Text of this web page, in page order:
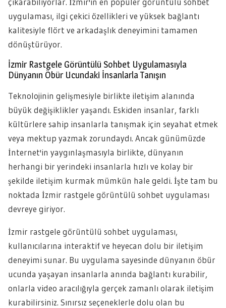
uygulaması, ilgi çekici özellikleri ve yüksek bağlantı
kalitesiyle flört ve arkadaşlık deneyimini tamamen
dönüştürüyor.
İzmir Rastgele Görüntülü Sohbet Uygulamasıyla
Dünyanın Öbür Ucundaki İnsanlarla Tanışın
Teknolojinin gelişmesiyle birlikte iletişim alanında
büyük değişiklikler yaşandı. Eskiden insanlar, farklı
kültürlere sahip insanlarla tanışmak için seyahat etmek
veya mektup yazmak zorundaydı. Ancak günümüzde
İnternet'in yaygınlaşmasıyla birlikte, dünyanın
herhangi bir yerindeki insanlarla hızlı ve kolay bir
şekilde iletişim kurmak mümkün hale geldi. İşte tam bu
noktada İzmir rastgele görüntülü sohbet uygulaması
devreye giriyor.
İzmir rastgele görüntülü sohbet uygulaması,
kullanıcılarına interaktif ve heyecan dolu bir iletişim
deneyimi sunar. Bu uygulama sayesinde dünyanın öbür
ucunda yaşayan insanlarla anında bağlantı kurabilir,
onlarla video aracılığıyla gerçek zamanlı olarak iletişim
kurabilirsiniz. Sınırsız seçeneklerle dolu olan bu